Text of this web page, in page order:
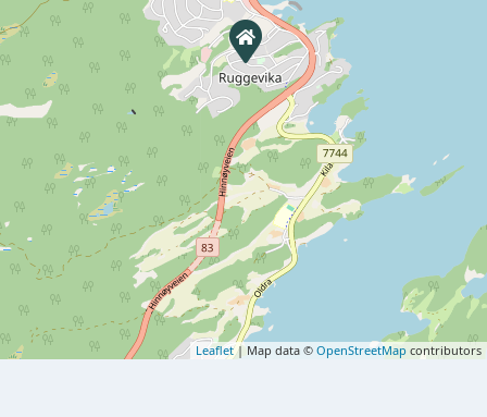
Leaflet| Map data © OpenStreetMap contributors